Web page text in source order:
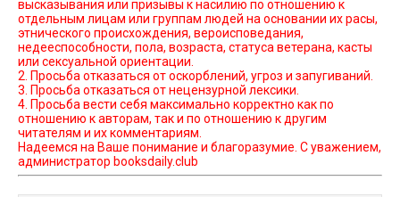
высказывания или призывы к насилию по отношению к
отдельным лицам или группам людей на основании их расы,
этнического происхождения, вероисповедания,
недееспособности, пола, возраста, статуса ветерана, касты
или сексуальной ориентации.
2. Просьба отказаться от оскорблений, угроз и запугиваний.
3. Просьба отказаться от нецензурной лексики.
4. Просьба вести себя максимально корректно как по
отношению к авторам, так и по отношению к другим
читателям и их комментариям.
Надеемся на Ваше понимание и благоразумие. С уважением,
администратор booksdaily.club